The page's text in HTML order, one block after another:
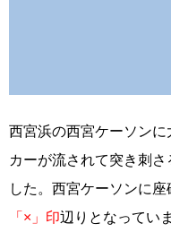
西宮浜の西宮ケーソン
カーが流されて突き刺
した。西宮ケーソンに
「×」印辺りとなってい